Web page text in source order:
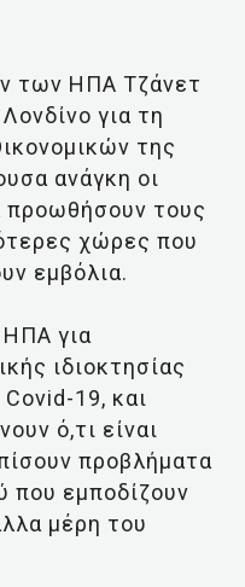
των ΗΠΑ Τζάνετ
για τη
της
ανάγκη οι
προωθήσουν τους
χώρες που
εμβόλια.
για
ιδιοκτησίας
19, και
ό,τι είναι
προβλήματα
που εμποδίζουν
μέρη του